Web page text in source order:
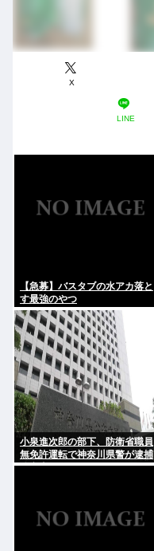
X
LINE
【急募】バスタブの水アカ落と
す最強のやつ
小泉進次郎の部下、防衛省職員
無免許運転で神奈川県警が逮捕
追突事故